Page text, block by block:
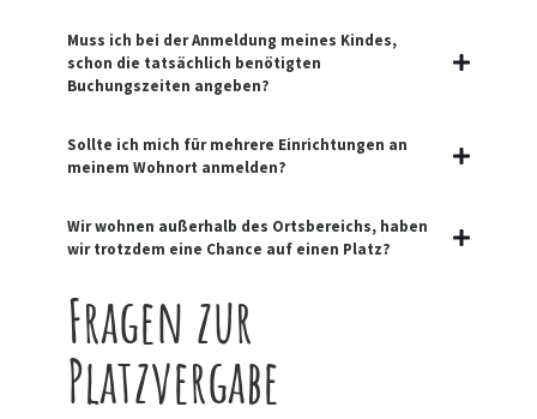
Muss ich bei der Anmeldung meines Kindes,
schon die tatsächlich benötigten
Buchungszeiten angeben?
Sollte ich mich für mehrere Einrichtungen an
meinem Wohnort anmelden?
Wir wohnen außerhalb des Ortsbereichs, haben
wir trotzdem eine Chance auf einen Platz?
Fragen zur
Platzvergabe